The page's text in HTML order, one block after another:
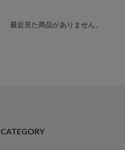
最近見た商品がありません。
CATEGORY